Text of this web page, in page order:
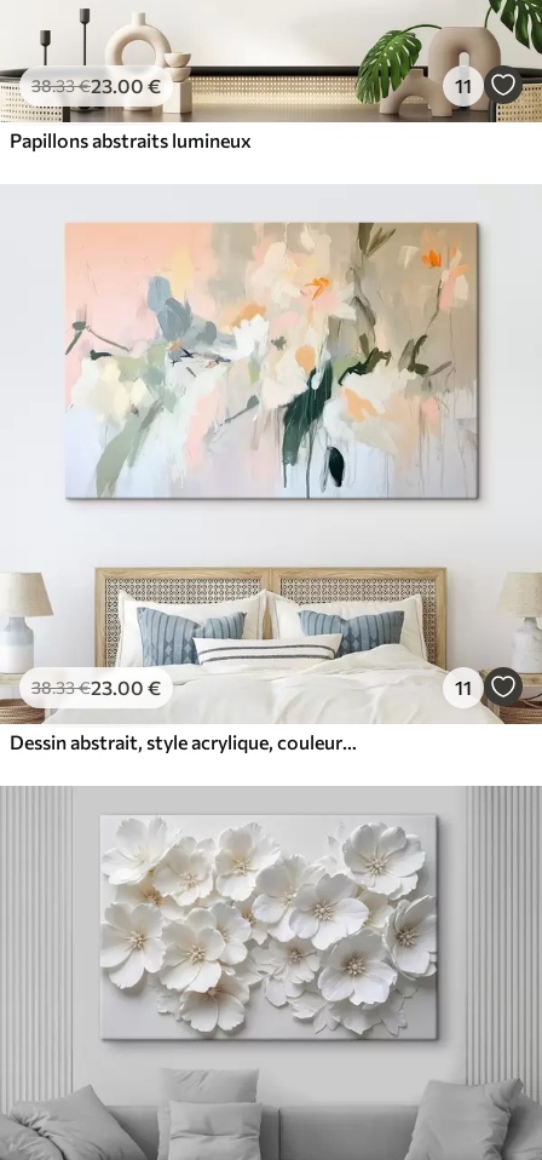
38.33€23.00 € 11
Papillons abstraits lumineux
38.33€23 .00 € 11